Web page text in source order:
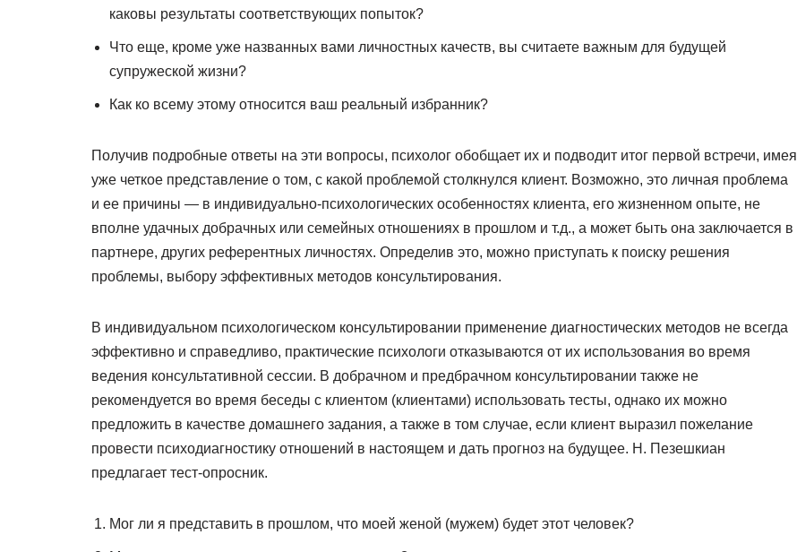
каковы результаты соответствующих попыток?
Что еще, кроме уже названных вами личностных качеств, вы считаете важным для будущей
супружеской жизни?
Как ко всему этому относится ваш реальный избранник?
Получив подробные ответы на эти вопросы, психолог обобщает их и подводит итог первой встречи, имея
уже четкое представление о том, с какой проблемой столкнулся клиент. Возможно, это личная проблема
и ее причины — в индивидуально-психологических особенностях клиента, его жизненном опыте, не
вполне удачных добрачных или семейных отношениях в прошлом и т.д., а может быть она заключается в
партнере, других референтных личностях. Определив это, можно приступать к поиску решения
проблемы, выбору эффективных методов консультирования.
В индивидуальном психологическом консультировании применение диагностических методов не всегда
эффективно и справедливо, практические психологи отказываются от их использования во время
ведения консультативной сессии. В добрачном и предбрачном консультировании также не
рекомендуется во время беседы с клиентом (клиентами) использовать тесты, однако их можно
предложить в качестве домашнего задания, а также в том случае, если клиент выразил пожелание
провести психодиагностику отношений в настоящем и дать прогноз на будущее. Н. Пезешкиан
предлагает тест-опросник.
Мог ли я представить в прошлом, что моей женой (мужем) будет этот человек?